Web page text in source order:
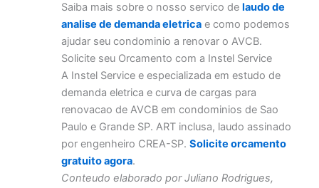
Saiba mais sobre o nosso servico delaudo de
analise de demanda eletrica e como podemos
ajudar seu condominio a renovar o AVCB.
Solicite seu Orcamento com a Instel Service
A Instel Service e especializada em estudo de
demanda eletrica e curva de cargas para
renovacao de AVCB em condominios de Sao
Paulo e Grande SP. ART inclusa, laudo assinado
por engenheiro CREA-SP.Solicite orcamento
gratuito agora.
Conteudo elaborado por Juliano Rodrigues,